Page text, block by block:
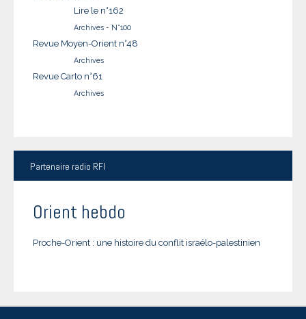
Lire le n°162
Archives - N°100
Revue Moyen-Orient n°48
Archives
Revue Carto n°61
Archives
Partenaire radio RFI
Orient hebdo
Proche-Orient : une histoire du conflit israélo-palestinien